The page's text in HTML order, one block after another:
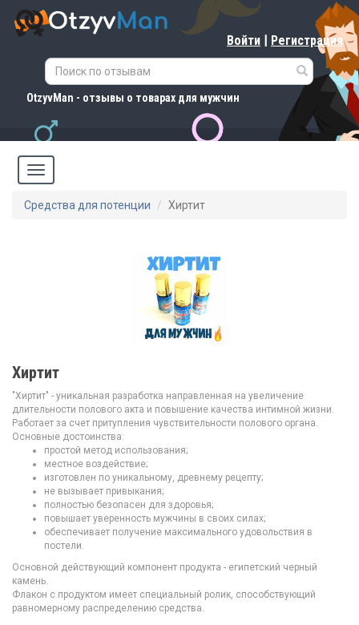
Войти | Регистрация
OtzyvMan - отзывы о товарах для мужчин
Средства для потенции Хиртит
Хиртит
"Хиртит" - уникальная разработка направленная на увеличение
длительности полового акта и повышение качества интимной жизни.
Работает за счет притупления чувствительности полового органа.
Основные достоинства:
простой метод использования;
местное воздействие;
изготовлен по уникальному, древнему рецепту;
не вызывает привыкания;
полностью безопасен для здоровья;
повышает уверенность мужчины в своих силах;
обеспечивает получение максимального удовольствия в
постели.
Основной действующий компонент продукта - египетский черный
камень.
Флакон с продуктом имеет специальный ролик, способствующий
равномерному распределению средства.